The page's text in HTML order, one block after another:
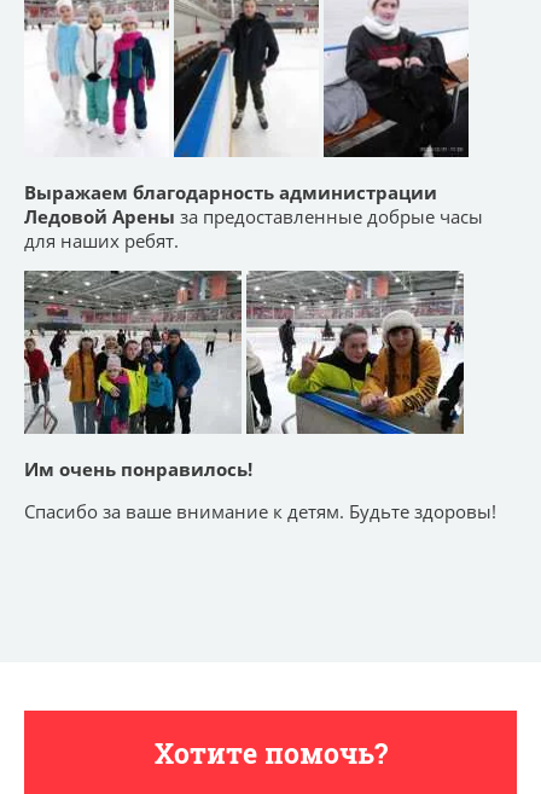
Выражаем благодарность администрации
Ледовой Арены за предоставленные добрые часы
для наших ребят.
Им очень понравилось!
Спасибо за ваше внимание к детям. Будьте здоровы!
Хотите помочь?